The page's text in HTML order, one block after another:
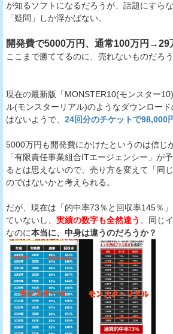
が知るソフトになるだろうが、話題にすら
「疑問」しか浮かばない。
開発費で5000万円、通常100万円→29
ここまで勝ててるのに、売れないものだろう
現在の最新版「MONSTER10(モンスター
ル(モンスターリアル)のようなダウンロー
はないようで、 24回分のチケットで98,000
5000万円も開発費にかけたというのは信じ
「有限責任事業組合ITエージェンシー」が
るとは思えないので、売り方を変えて「同
のではないかと考えられる。
だが、現在は「的中率73％と回収率145％
ていないし、 実績の数字も全然違う 。同じ
なのに本当に、中身は違うのだろうか？